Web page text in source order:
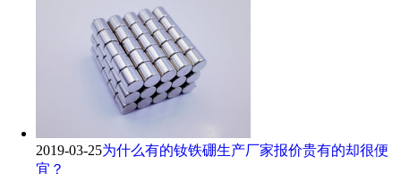
2019-03-25为什么有的钕铁硼生产厂家报价贵有的却很便
宜？